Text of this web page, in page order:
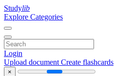
Studylib
Explore Categories
Login
Upload document Create flashcards
×